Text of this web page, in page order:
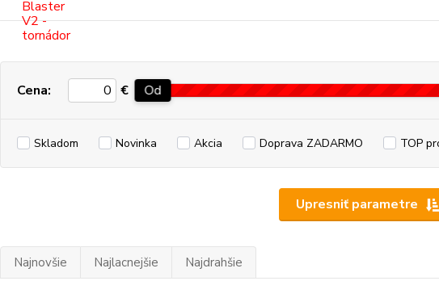
Upresniť parametre
Cena: € Od
Skladom Novinka Akcia Doprava ZADARMO TOP
Najnovšie Najlacnejšie Najdrahšie